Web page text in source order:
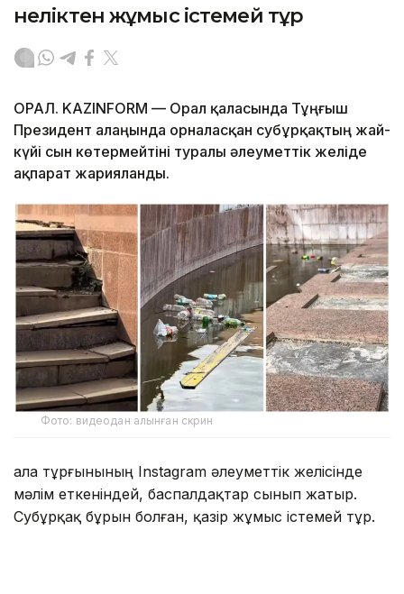
неліктен жұмыс істемей тұр
ОРАЛ. KAZINFORM — Орал қаласында Тұңғыш
Президент алаңында орналасқан субұрқақтың жай-
күйі сын көтермейтіні туралы әлеуметтік желіде
ақпарат жарияланды.
Фото: видеодан алынған скрин
Қала тұрғынының Instagram әлеуметтік желісінде
мәлім еткеніндей, баспалдақтар сынып жатыр.
Субұрқақ бұрын болған, қазір жұмыс істемей тұр.